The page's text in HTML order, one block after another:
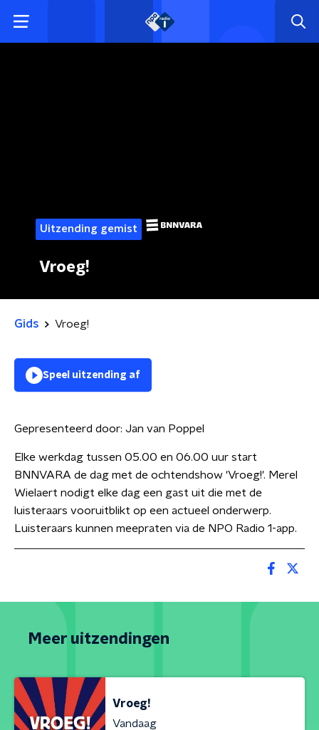
Uitzending gemist
Vroeg!
Gids Vroeg!
Speel uitzending af
Gepresenteerd door: Jan van Poppel
Elke werkdag tussen 05.00 en 06.00 uur start
BNNVARA de dag met de ochtendshow 'Vroeg!'. Merel
Wielaert nodigt elke dag een gast uit die met de
luisteraars vooruitblikt op een actueel onderwerp.
Luisteraars kunnen meepraten via de NPO Radio 1-app.
Meer uitzendingen
Vroeg!
Vandaag